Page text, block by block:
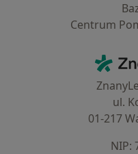
Centrum
ul.
01-217
NIP: